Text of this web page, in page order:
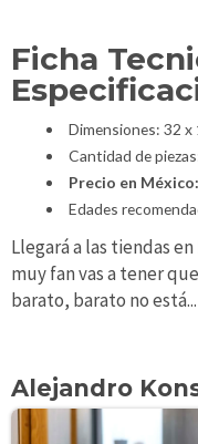
Ficha
Dimensiones: 32 x
Cantidad de
Precio en
Edades
Llegará a las tiendas
muy fan vas a tener
barato, barato no está...
Alejandro